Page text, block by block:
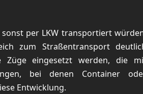
per LKW transportiert
zum Straßentransport
Züge eingesetzt werden, die
bei denen Container
Entwicklung.